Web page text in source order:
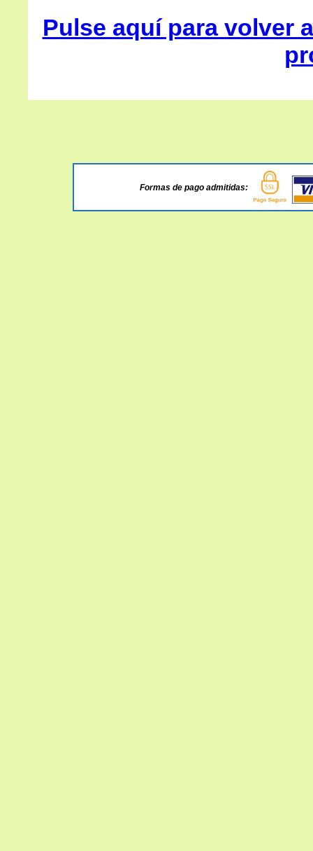
Pulse aquí para volver
Formas de pago admitidas: